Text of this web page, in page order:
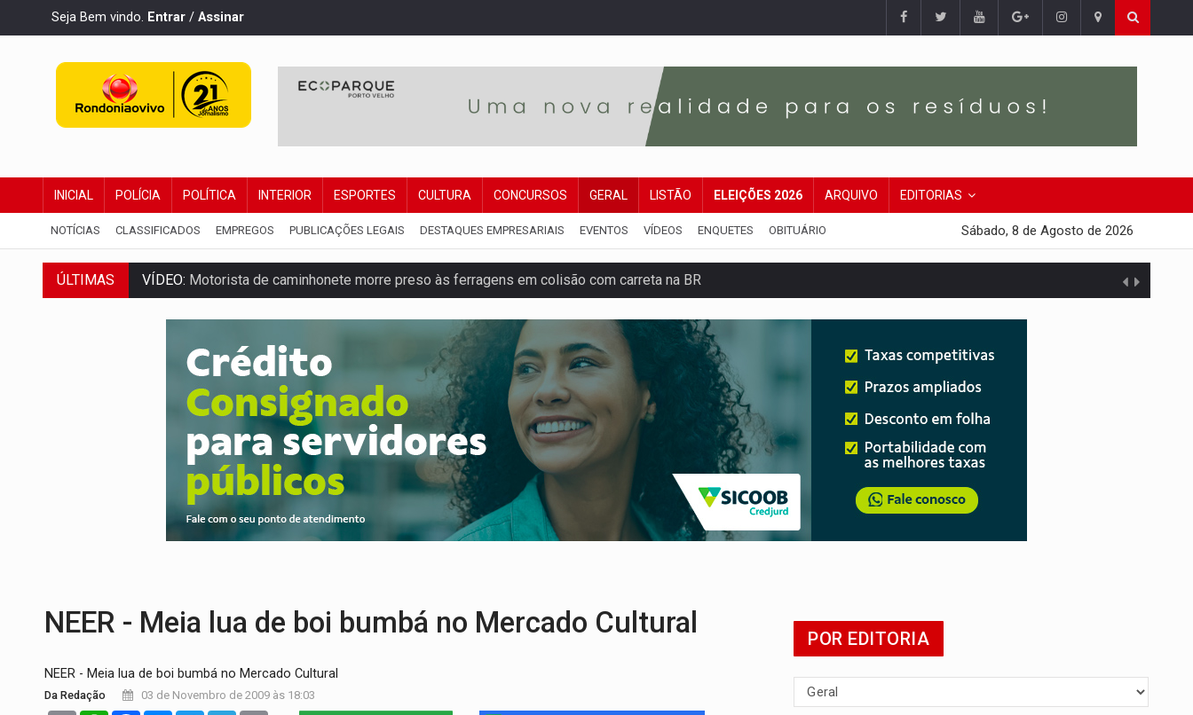
Seja Bem vindo. Entrar / Assinar
INICIAL POLÍCIA POLÍTICA INTERIOR ESPORTES CULTURA CONCURSOS GERAL LISTÃO ELEIÇÕES 2026 ARQUIVO EDITORIAS
NOTÍCIAS CLASSIFICADOS EMPREGOS PUBLICAÇÕES LEGAIS DESTAQUES EMPRESARIAIS EVENTOS VÍDEOS ENQUETES OBITUÁRIO Sábado, 8 de Agosto de 2026
ÚLTIMAS VÍDEO: Motorista de caminhonete morre preso às ferragens em colisão com carreta na BR
LAZER:Seis lugares gratuitos para aproveitar o fim de semana em Porto Velho
FTICCO e Força Tática prendem membro do CV com arma e drogas em boca de fumo
INCLUSÃO: Prefeitura fortalece parceria com a APAE para ampliar ações voltadas a PCD's
Exército testa inovações no combate a drones durante exercício antiaéreo
TEMAS SOCIOAMBIENTAIS:Em Itapuã do Oeste, CINEMAZÔNIA leva cinema amazônico a estudantes na escola
PREVISÃO:Interior de Rondônia terá sábado (8) de calor intenso e tempo firme
INFRAESTRUTURA:Após quase 30 anos de espera, asfalto chega ao bairro Nova Esperança
NEER - Meia lua de boi bumbá no Mercado Cultural
NEER - Meia lua de boi bumbá no Mercado Cultural
Da Redação 03 de Novembro de 2009 às 18:03
POR EDITORIA